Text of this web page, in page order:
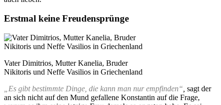
Erstmal keine Freudensprünge
Vater Dimitrios, Mutter Kanelia, Bruder
Nikitoris und Neffe Vasilios in Griechenland
„Es gibt bestimmte Dinge, die kann man nur empfinden“ sagt der
an sich nicht auf den Mund gefallene Konstantin auf die Frage,